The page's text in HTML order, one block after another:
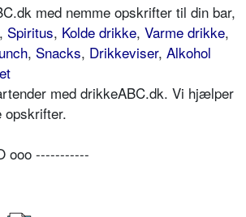
med nemme opskrifter til din bar,
, Spiritus, Kolde drikke, Varme drikke,
, Snacks, Drikkeviser, Alkohol
med drikkeABC.dk. Vi hjælper
opskrifter.
ooo -----------